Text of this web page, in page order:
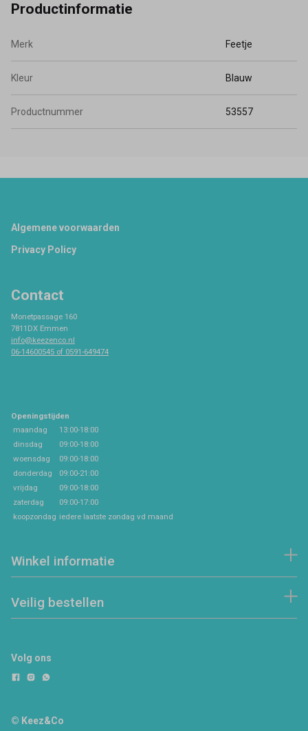
Productinformatie
Merk Feetje
Kleur Blauw
Productnummer 53557
Footer
Algemene voorwaarden
Privacy Policy
Contact
Monetpassage 160
7811DX Emmen
info@keezenco.nl
06-14600545 of 0591-649474
Openingstijden
maandag
13:00-18:00
dinsdag
09:00-18:00
woensdag
09:00-18:00
donderdag
09:00-21:00
vrijdag
09:00-18:00
zaterdag
09:00-17:00
koopzondag iedere laatste zondag vd maand
Winkel informatie
Veilig bestellen
Volg ons
© Keez&Co